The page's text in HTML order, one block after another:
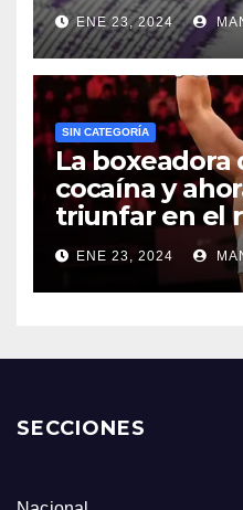
ENE 23, 2024
SIN CATEGORÍA
La boxeadora
cocaína y
triunfar en el
ENE 23, 2024
SECCIONES